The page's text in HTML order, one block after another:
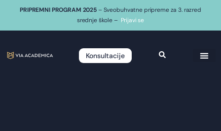
PRIPREMNI PROGRAM 2025 – Sveobuhvatne pripreme za 3. razred
srednje škole – Prijavi se
Konsultacije